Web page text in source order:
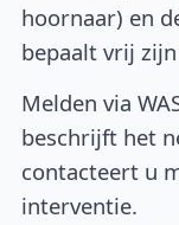
hoornaar) en
bepaalt vrij
Melden via
beschrijft het
contacteert u
interventie.